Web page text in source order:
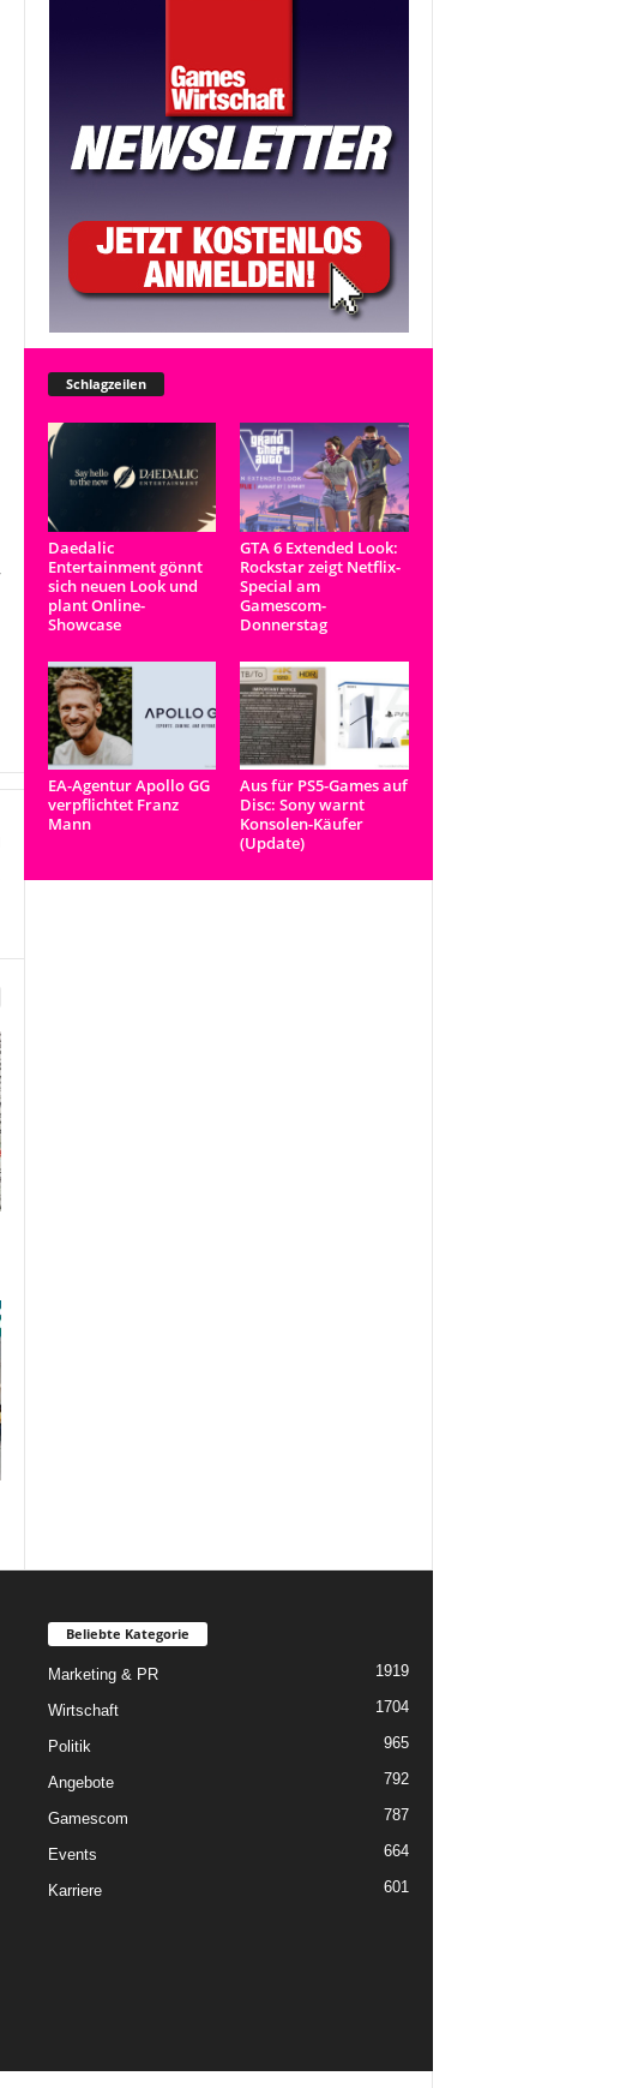
Schlagzeilen
Daedalic
Entertainment gönnt
sich neuen Look und
plant Online-
Showcase
GTA 6 Extended Look:
Rockstar zeigt Netflix-
Special am
Gamescom-
Donnerstag
EA-Agentur Apollo GG
verpflichtet Franz
Mann
Aus für PS5-Games auf
Disc: Sony warnt
Konsolen-Käufer
(Update)
Beliebte Kategorie
Marketing & PR 1919
Wirtschaft 1704
Politik 965
Angebote 792
Gamescom 787
Events 664
Karriere 601